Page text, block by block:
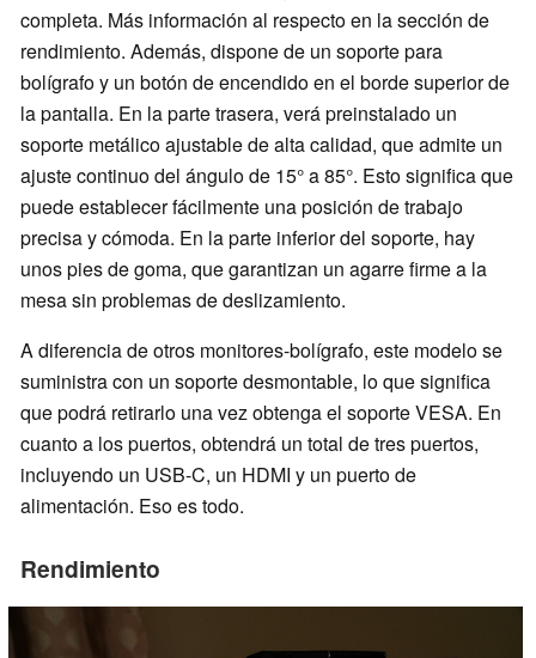
completa. Más información al respecto en la sección de
rendimiento. Además, dispone de un soporte para
bolígrafo y un botón de encendido en el borde superior de
la pantalla. En la parte trasera, verá preinstalado un
soporte metálico ajustable de alta calidad, que admite un
ajuste continuo del ángulo de 15° a 85°. Esto significa que
puede establecer fácilmente una posición de trabajo
precisa y cómoda. En la parte inferior del soporte, hay
unos pies de goma, que garantizan un agarre firme a la
mesa sin problemas de deslizamiento.
A diferencia de otros monitores-bolígrafo, este modelo se
suministra con un soporte desmontable, lo que significa
que podrá retirarlo una vez obtenga el soporte VESA. En
cuanto a los puertos, obtendrá un total de tres puertos,
incluyendo un USB-C, un HDMI y un puerto de
alimentación. Eso es todo.
Rendimiento